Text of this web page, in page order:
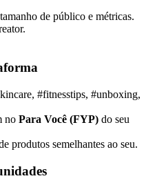
de público e métricas.
#fitnesstips, #unboxing,
no Para Você (FYP) do seu
produtos semelhantes ao seu.